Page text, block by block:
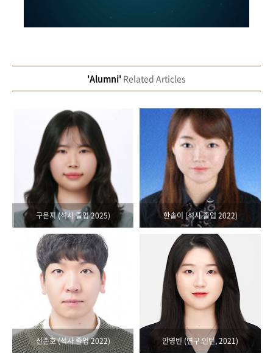
'Alumni' Related Articles
구은지 (석사 졸업 2025) 한솔이 (석사 졸업 2022)
신준호 (석사 졸업 2022) 안영빈 (연구 인턴, 2021)